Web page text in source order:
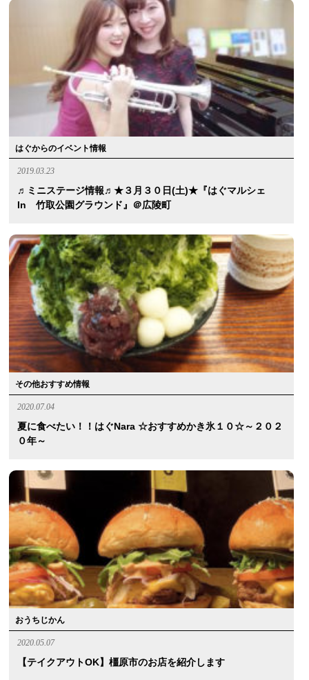
はぐからのイベント情報
2019.03.23
♬ミニステージ情報♬★３月３０日(土)★『はぐマルシェ
In 竹取公園グラウンド』＠広陵町
その他おすすめ情報
2020.07.04
夏に食べたい！！はぐnara ☆おすすめかき氷１０☆～２０２
０年～
おうちじかん
2020.05.07
【テイクアウトOK】橿原市のお店を紹介します